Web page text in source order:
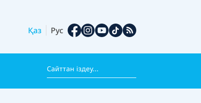
Қаз Рус